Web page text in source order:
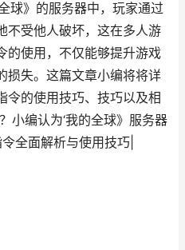
球》的服务器中，玩家通过
不受他人破坏，这在多人游
的使用，不仅能够提升游戏
损失。这篇文章小编将将详
令的使用技巧、技巧以及相
小编认为‘我的全球》服务器
全面解析与使用技巧|